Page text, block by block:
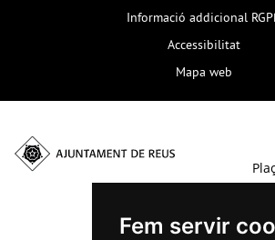
Fem servir
Informació addicional
Accessibilitat
Mapa web